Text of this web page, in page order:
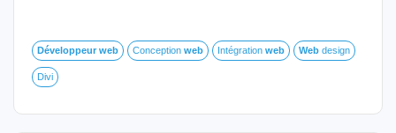
Développeur web Conception web Intégration web Web design
Divi